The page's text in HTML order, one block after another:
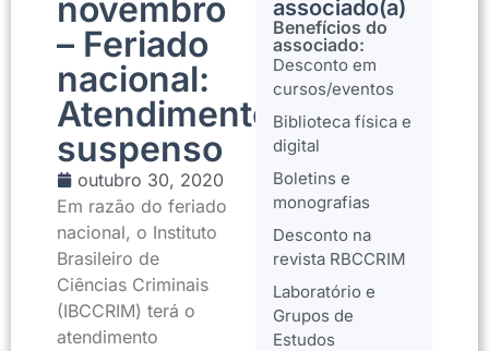
novembro
– Feriado
nacional:
Atendimento
suspenso
outubro 30, 2020
Em razão do feriado
nacional, o Instituto
Brasileiro de
Ciências Criminais
(IBCCRIM) terá o
atendimento
associado(a)
Benefícios do
associado:
Desconto em
cursos/eventos
Biblioteca física e
digital
Boletins e
monografias
Desconto na
revista RBCCRIM
Laboratório e
Grupos de
Estudos